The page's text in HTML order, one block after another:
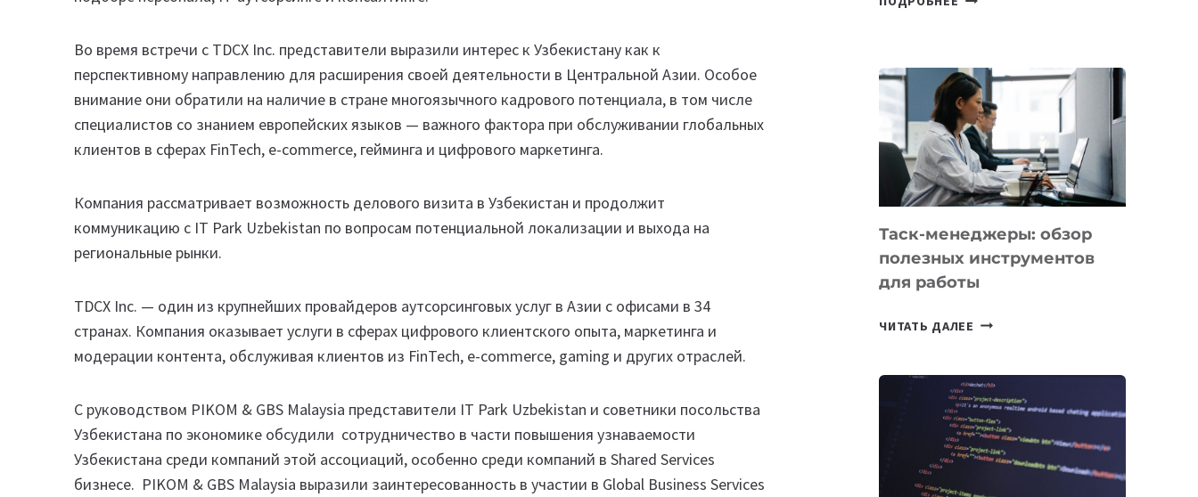
Во время встречи с TDCX Inc. представители выразили интерес к Узбекистану как к
перспективному направлению для расширения своей деятельности в Центральной Азии. Особое
внимание они обратили на наличие в стране многоязычного кадрового потенциала, в том числе
специалистов со знанием европейских языков — важного фактора при обслуживании глобальных
клиентов в сферах FinTech, e-commerce, гейминга и цифрового маркетинга.
Компания рассматривает возможность делового визита в Узбекистан и продолжит
коммуникацию с IT Park Uzbekistan по вопросам потенциальной локализации и выхода на
региональные рынки.
TDCX Inc. — один из крупнейших провайдеров аутсорсинговых услуг в Азии с офисами в 34
странах. Компания оказывает услуги в сферах цифрового клиентского опыта, маркетинга и
модерации контента, обслуживая клиентов из FinTech, e-commerce, gaming и других отраслей.
С руководством PIKOM & GBS Malaysia представители IT Park Uzbekistan и советники посольства
Узбекистана по экономике обсудили сотрудничество в части повышения узнаваемости
Узбекистана среди компаний этой ассоциаций, особенно среди компаний в Shared Services
бизнесе. PIKOM & GBS Malaysia выразили заинтересованность в участии в Global Business Services
НОВЫЕ
ПРЕДМЕТЫ
ПО
ИСКУССТВЕННОМУ
ИНТЕЛЛЕКТУ
Таск-менеджеры: обзор
полезных инструментов
для работы
ЧИТАТЬ ДАЛЕЕ ТАСК-
ПОЛЕЗНЫХ
ИНСТРУМЕНТОВ
ДЛЯ
РАБОТЫ